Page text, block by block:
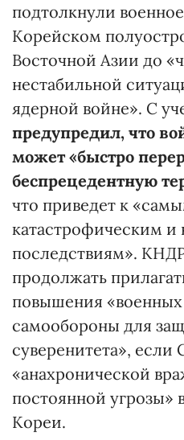
подтолкнули
Корейском
Восточной Азии до
нестабильной
ядерной войне». С
предупредил, что
может «быстро
беспрецедентную
что приведет к
катастрофическим
последствиям».
продолжать
повышения
самообороны для
суверенитета»,
«анахронической
постоянной угрозы»
Кореи.